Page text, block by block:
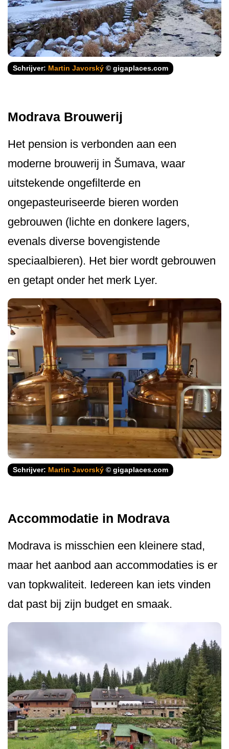
Schrijver: Martin Javorský © gigaplaces.com
Modrava Brouwerij
Het pension is verbonden aan een
moderne brouwerij in Šumava, waar
uitstekende ongefilterde en
ongepasteuriseerde bieren worden
gebrouwen (lichte en donkere lagers,
evenals diverse bovengistende
speciaalbieren). Het bier wordt gebrouwen
en getapt onder het merk Lyer.
Schrijver: Martin Javorský © gigaplaces.com
Accommodatie in Modrava
Modrava is misschien een kleinere stad,
maar het aanbod aan accommodaties is er
van topkwaliteit. Iedereen kan iets vinden
dat past bij zijn budget en smaak.